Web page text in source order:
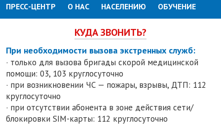
ПРЕСС-ЦЕНТР О НАС НАСЕЛЕНИЮ ОБУЧЕНИЕ
КУДА ЗВОНИТЬ?
При необходимости вызова экстренных служб:
· только для вызова бригады скорой медицинской
помощи: 03, 103 круглосуточно
· при возникновении ЧС — пожары, взрывы, ДТП: 112
круглосуточно
· при отсутствии абонента в зоне действия сети/
блокировки SIM-карты: 112 круглосуточно